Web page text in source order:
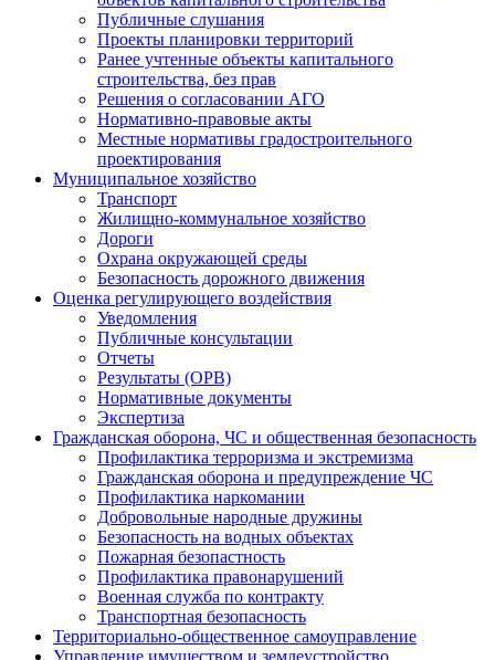
Публичные слушания
Проекты планировки территорий
Ранее учтенные объекты капитального
строительства, без прав
Решения о согласовании АГО
Нормативно-правовые акты
Местные нормативы градостроительного
проектирования
Муниципальное хозяйство
Транспорт
Жилищно-коммунальное хозяйство
Дороги
Охрана окружающей среды
Безопасность дорожного движения
Оценка регулирующего воздействия
Уведомления
Публичные консультации
Отчеты
Результаты (ОРВ)
Нормативные документы
Экспертиза
Гражданская оборона, ЧС и общественная безопасность
Профилактика терроризма и экстремизма
Гражданская оборона и предупреждение ЧС
Профилактика наркомании
Добровольные народные дружины
Безопасность на водных объектах
Пожарная безопастность
Профилактика правонарушений
Военная служба по контракту
Транспортная безопасность
Территориально-общественное самоуправление
Управление имуществом и землеустройство